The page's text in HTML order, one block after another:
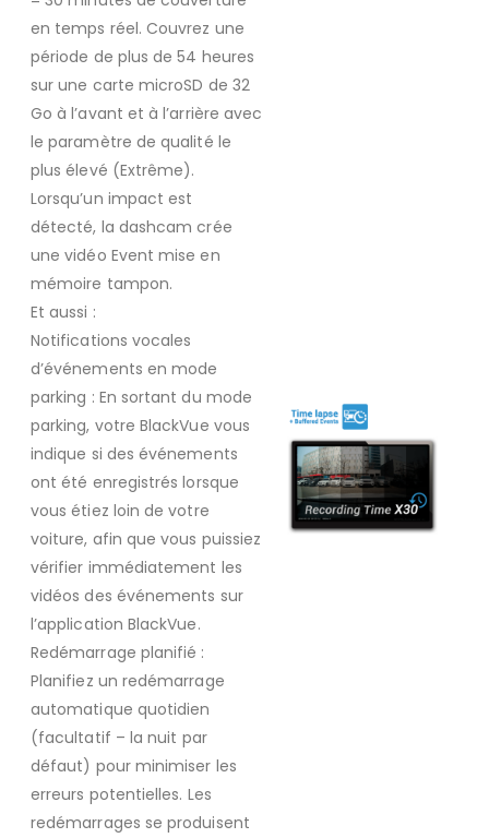
en temps réel. Couvrez une
période de plus de 54 heures
sur une carte microSD de 32
Go à l’avant et à l’arrière avec
le paramètre de qualité le
plus élevé (Extrême).
Lorsqu’un impact est
détecté, la dashcam crée
une vidéo Event mise en
mémoire tampon.
Et aussi :
Notifications vocales
d’événements en mode
parking : En sortant du mode
parking, votre BlackVue vous
indique si des événements
ont été enregistrés lorsque
vous étiez loin de votre
voiture, afin que vous puissiez
vérifier immédiatement les
vidéos des événements sur
l’application BlackVue.
Redémarrage planifié :
Planifiez un redémarrage
automatique quotidien
(facultatif – la nuit par
défaut) pour minimiser les
erreurs potentielles. Les
redémarrages se produisent